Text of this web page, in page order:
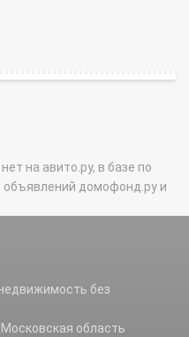
на авито.ру, в базе по
объявлений домофонд.ру и
без
область